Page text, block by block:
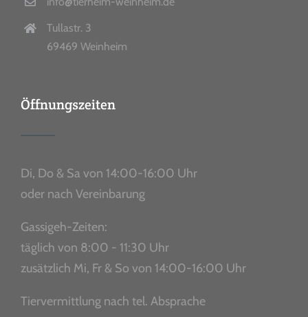
Tullastr. 3
69469 Weinheim
Öffnungszeiten
Di, Do & Sa von 14:00-16:00 Uhr
oder nach Vereinbarung
Gassigeh-Zeiten:
täglich von 8:00 - 11:30 Uhr
zusätzlich Mi, Fr & So von 14:00-16:00 Uhr
Tiervermittlung nach tel. Absprache